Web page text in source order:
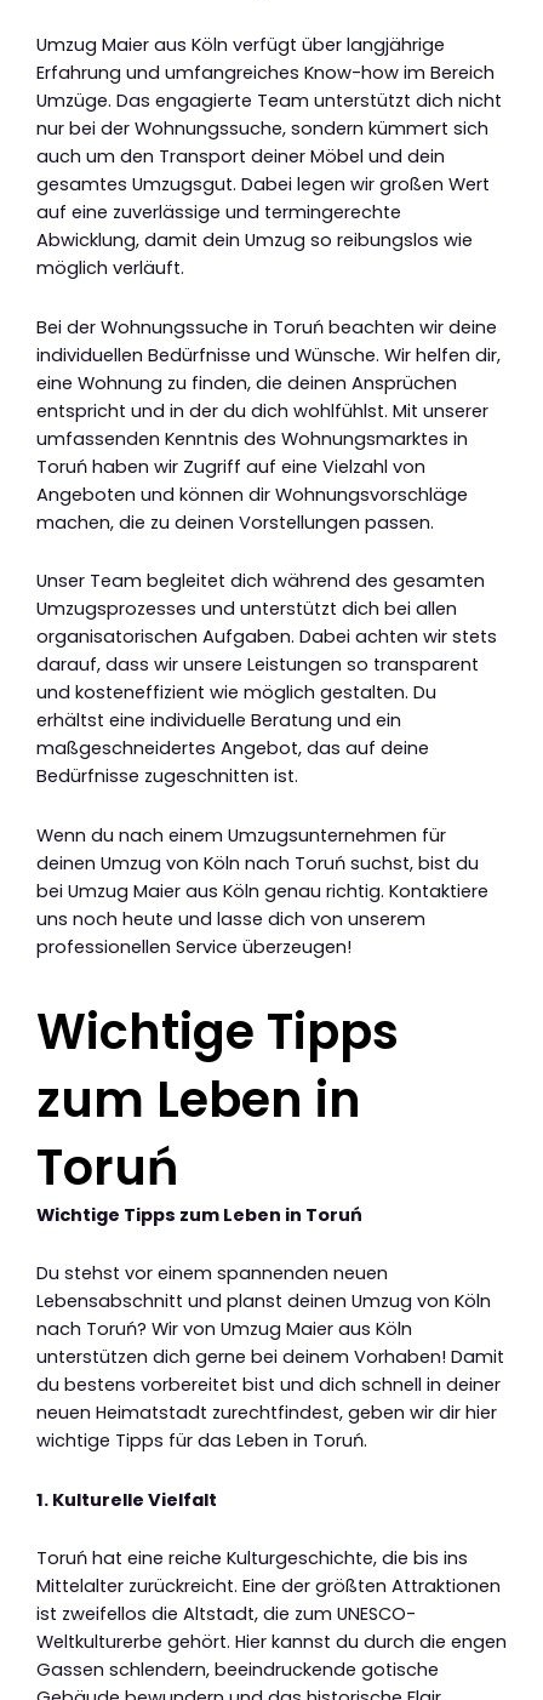
Umzug Maier aus Köln verfügt über langjährige
Erfahrung und umfangreiches Know-how im Bereich
Umzüge. Das engagierte Team unterstützt dich nicht
nur bei der Wohnungssuche, sondern kümmert sich
auch um den Transport deiner Möbel und dein
gesamtes Umzugsgut. Dabei legen wir großen Wert
auf eine zuverlässige und termingerechte
Abwicklung, damit dein Umzug so reibungslos wie
möglich verläuft.
Bei der Wohnungssuche in Toruń beachten wir deine
individuellen Bedürfnisse und Wünsche. Wir helfen dir,
eine Wohnung zu finden, die deinen Ansprüchen
entspricht und in der du dich wohlfühlst. Mit unserer
umfassenden Kenntnis des Wohnungsmarktes in
Toruń haben wir Zugriff auf eine Vielzahl von
Angeboten und können dir Wohnungsvorschläge
machen, die zu deinen Vorstellungen passen.
Unser Team begleitet dich während des gesamten
Umzugsprozesses und unterstützt dich bei allen
organisatorischen Aufgaben. Dabei achten wir stets
darauf, dass wir unsere Leistungen so transparent
und kosteneffizient wie möglich gestalten. Du
erhältst eine individuelle Beratung und ein
maßgeschneidertes Angebot, das auf deine
Bedürfnisse zugeschnitten ist.
Wenn du nach einem Umzugsunternehmen für
deinen Umzug von Köln nach Toruń suchst, bist du
bei Umzug Maier aus Köln genau richtig. Kontaktiere
uns noch heute und lasse dich von unserem
professionellen Service überzeugen!
Wichtige Tipps
zum Leben in
Toruń
Wichtige Tipps zum Leben in Toruń
Du stehst vor einem spannenden neuen
Lebensabschnitt und planst deinen Umzug von Köln
nach Toruń? Wir von Umzug Maier aus Köln
unterstützen dich gerne bei deinem Vorhaben! Damit
du bestens vorbereitet bist und dich schnell in deiner
neuen Heimatstadt zurechtfindest, geben wir dir hier
wichtige Tipps für das Leben in Toruń.
1. Kulturelle Vielfalt
Toruń hat eine reiche Kulturgeschichte, die bis ins
Mittelalter zurückreicht. Eine der größten Attraktionen
ist zweifellos die Altstadt, die zum UNESCO-
Weltkulturerbe gehört. Hier kannst du durch die engen
Gassen schlendern, beeindruckende gotische